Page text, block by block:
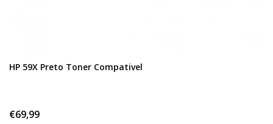
HP 59X Preto Toner Compativel
€69,99